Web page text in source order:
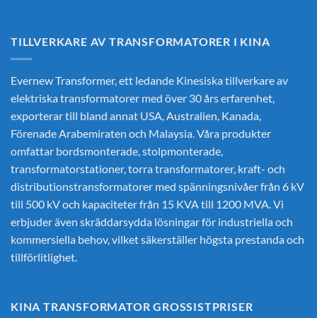
TILLVERKARE AV TRANSFORMATORER I KINA
Evernew Transformer, ett ledande Kinesiska tillverkare av
elektriska transformatorer med över 30 års erfarenhet,
exporterar till bland annat USA, Australien, Kanada,
Förenade Arabemiraten och Malaysia. Våra produkter
omfattar bordsmonterade, stolpmonterade,
transformatorstationer, torra transformatorer, kraft- och
distributionstransformatorer med spänningsnivåer från 6 kV
till 500 kV och kapaciteter från 15 KVA till 1200 MVA. Vi
erbjuder även skräddarsydda lösningar för industriella och
kommersiella behov, vilket säkerställer högsta prestanda och
tillförlitlighet.
KINA TRANSFORMATOR GROSSISTPRISER